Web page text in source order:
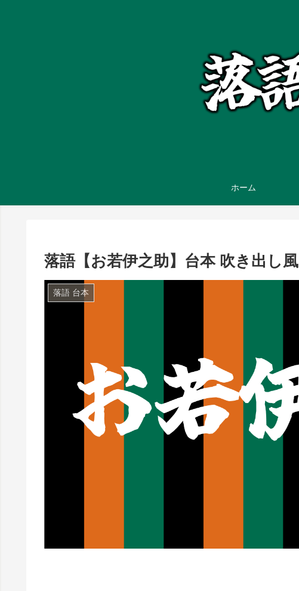
ホーム
落語【お若伊之助】台本 吹き出し風
落語 台本